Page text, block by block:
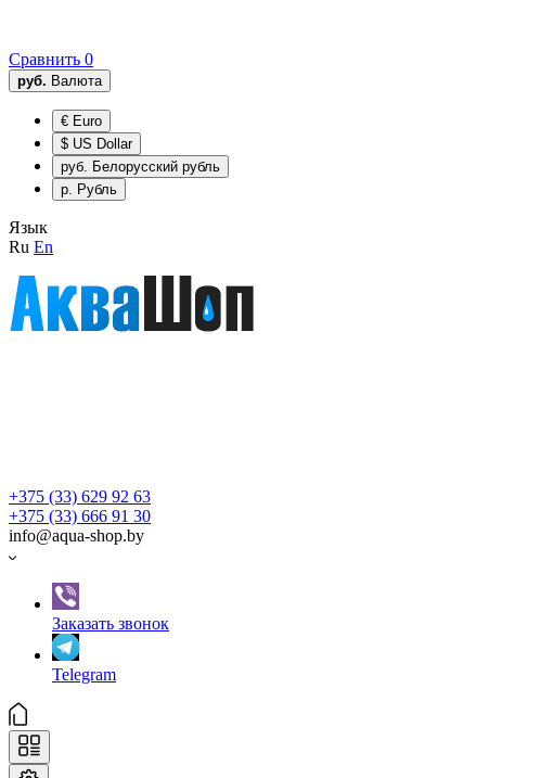
Сравнить 0
руб. Валюта
€ Euro
$ US Dollar
руб. Белорусский рубль
р. Рубль
Язык
Ru En
+375 (33) 629 92 63
+375 (33) 666 91 30
info@aqua-shop.by
Заказать звонок
Telegram